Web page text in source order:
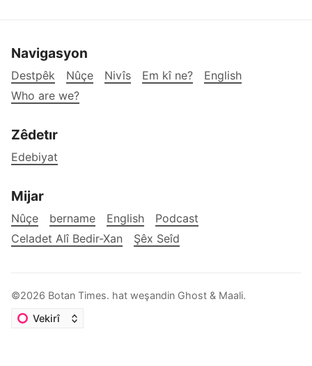
Navigasyon
Destpêk Nûçe Nivîs Em kî ne?
English
Who are we?
Zêdetır
Edebiyat
Mijar
Nûçe bername English
Podcast
Celadet Alî Bedir-Xan
Şêx Seîd
©2026 Botan Times. hat weşandin Ghost & Maali.